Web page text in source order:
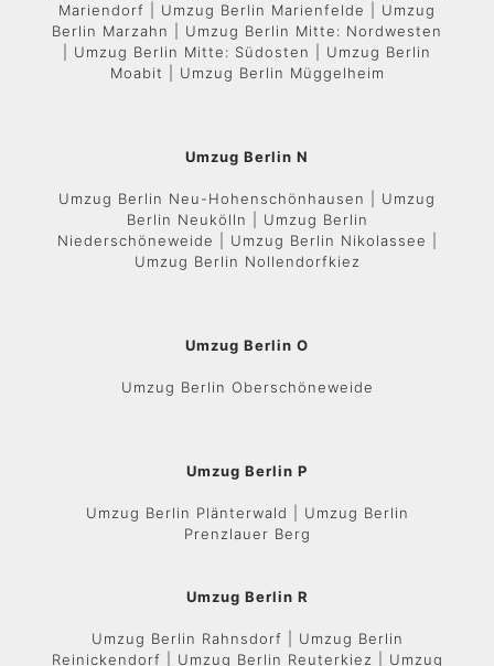
Mariendorf | Umzug Berlin Marienfelde | Umzug
Berlin Marzahn | Umzug Berlin Mitte: Nordwesten
| Umzug Berlin Mitte: Südosten | Umzug Berlin
Moabit | Umzug Berlin Müggelheim
Umzug Berlin N
Umzug Berlin Neu-Hohenschönhausen | Umzug
Berlin Neukölln | Umzug Berlin
Niederschöneweide | Umzug Berlin Nikolassee |
Umzug Berlin Nollendorfkiez
Umzug Berlin O
Umzug Berlin Oberschöneweide
Umzug Berlin P
Umzug Berlin Plänterwald | Umzug Berlin
Prenzlauer Berg
Umzug Berlin R
Umzug Berlin Rahnsdorf | Umzug Berlin
Reinickendorf | Umzug Berlin Reuterkiez | Umzug